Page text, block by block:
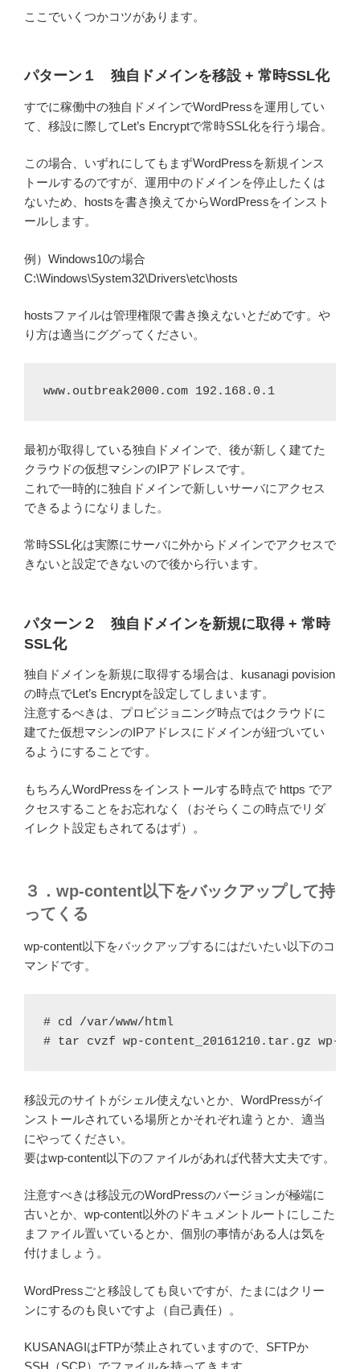
ここでいくつかコツがあります。
パターン１ 独自ドメインを移設 + 常時SSL化
すでに稼働中の独自ドメインでWordPressを運用してい
て、移設に際してLet’s Encryptで常時SSL化を行う場合。
この場合、いずれにしてもまずWordPressを新規インス
トールするのですが、運用中のドメインを停止したくは
ないため、hostsを書き換えてからWordPressをインスト
ールします。
例）Windows10の場合
C:\Windows\System32\Drivers\etc\hosts
hostsファイルは管理権限で書き換えないとだめです。や
り方は適当にググってください。
www.outbreak2000.com 192.168.0.1
最初が取得している独自ドメインで、後が新しく建てた
クラウドの仮想マシンのIPアドレスです。
これで一時的に独自ドメインで新しいサーバにアクセス
できるようになりました。
常時SSL化は実際にサーバに外からドメインでアクセスで
きないと設定できないので後から行います。
パターン２ 独自ドメインを新規に取得 + 常時
SSL化
独自ドメインを新規に取得する場合は、kusanagi povision
の時点でLet’s Encryptを設定してしまいます。
注意するべきは、プロビジョニング時点ではクラウドに
建てた仮想マシンのIPアドレスにドメインが紐づいてい
るようにすることです。
もちろんWordPressをインストールする時点で https でア
クセスすることをお忘れなく（おそらくこの時点でリダ
イレクト設定もされてるはず）。
３．wp-content以下をバックアップして持
ってくる
wp-content以下をバックアップするにはだいたい以下のコ
マンドです。
# cd /var/www/html
# tar cvzf wp-content_20161210.tar.gz wp-
移設元のサイトがシェル使えないとか、WordPressがイ
ンストールされている場所とかそれぞれ違うとか、適当
にやってください。
要はwp-content以下のファイルがあれば代替大丈夫です。
注意すべきは移設元のWordPressのバージョンが極端に
古いとか、wp-content以外のドキュメントルートにしこた
まファイル置いているとか、個別の事情がある人は気を
付けましょう。
WordPressごと移設しても良いですが、たまにはクリー
ンにするのも良いですよ（自己責任）。
KUSANAGIはFTPが禁止されていますので、SFTPか